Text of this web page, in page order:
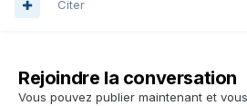
Citer
Rejoindre la conversation
Vous pouvez publier maintenant et